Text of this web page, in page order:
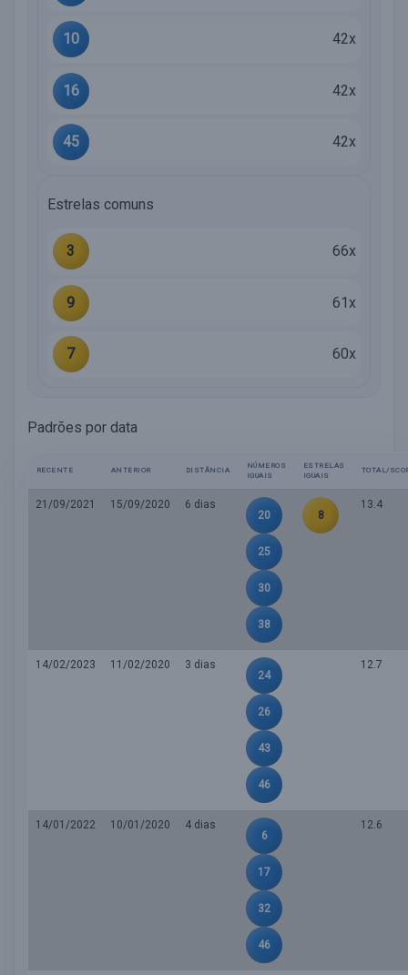
10 42x
16 42x
45 42x
Estrelas comuns
3 66x
9 61x
7 60x
Padrões por data
RECENTE ANTERIOR DISTÂNCIA
NÚMEROS
IGUAIS
ESTRELAS
IGUAIS
TOTAL/
21/09/2021 15/09/2020
6 dias
20
25
30
38
8
13.4
14/02/2023 11/02/2020
3 dias
24
26
43
46
12.7
14/01/2022 10/01/2020
4 dias
6
17
32
46
12.6